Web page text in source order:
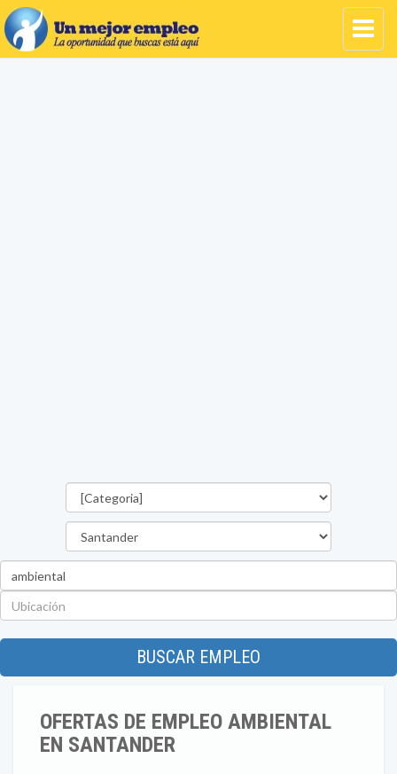
BUSCAR EMPLEO
OFERTAS DE EMPLEO AMBIENTAL
EN SANTANDER